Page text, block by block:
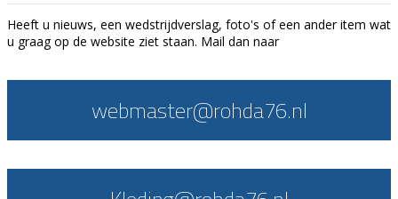
Heeft u nieuws, een wedstrijdverslag, foto's of een ander item wat
u graag op de website ziet staan. Mail dan naar
webmaster@rohda76.nl